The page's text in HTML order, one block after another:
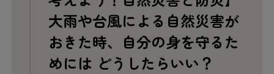
大雨や台風による 自然災害が
おきた時、 自分の身を守るた
めには どうしたらいい？